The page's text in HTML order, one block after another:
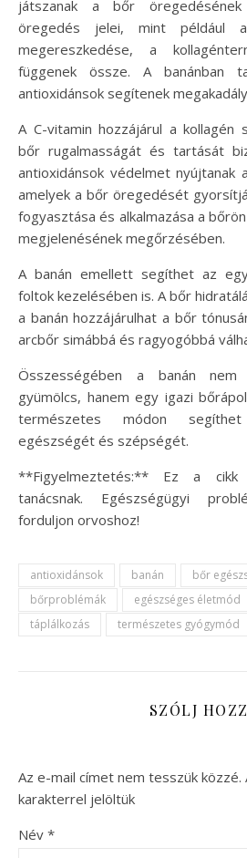
játszanak a bőr
öregedés jelei, mint
megereszkedése, a
függenek össze. A banánban
antioxidánsok segítenek
A C-vitamin hozzájárul a kollagén
bőr rugalmasságát és tartását
antioxidánsok védelmet nyújtanak
amelyek a bőr öregedését
fogyasztása és alkalmazása a
megjelenésének megőrzésében.
A banán emellett segíthet az
foltok kezelésében is. A bőr
a banán hozzájárulhat a bőr
arcbőr simábbá és ragyogóbbá
Összességében a banán
gyümölcs, hanem egy igazi
természetes módon
egészségét és szépségét.
**Figyelmeztetés:** Ez a
tanácsnak. Egészségügyi
forduljon orvoshoz!
antioxidánsok banán bőr
bőrproblémák
egészséges életmód
táplálkozás
természetes gyógymód
SZÓLJ
Az e-mail címet nem tesszük közzé.
karakterrel jelöltük
Név *